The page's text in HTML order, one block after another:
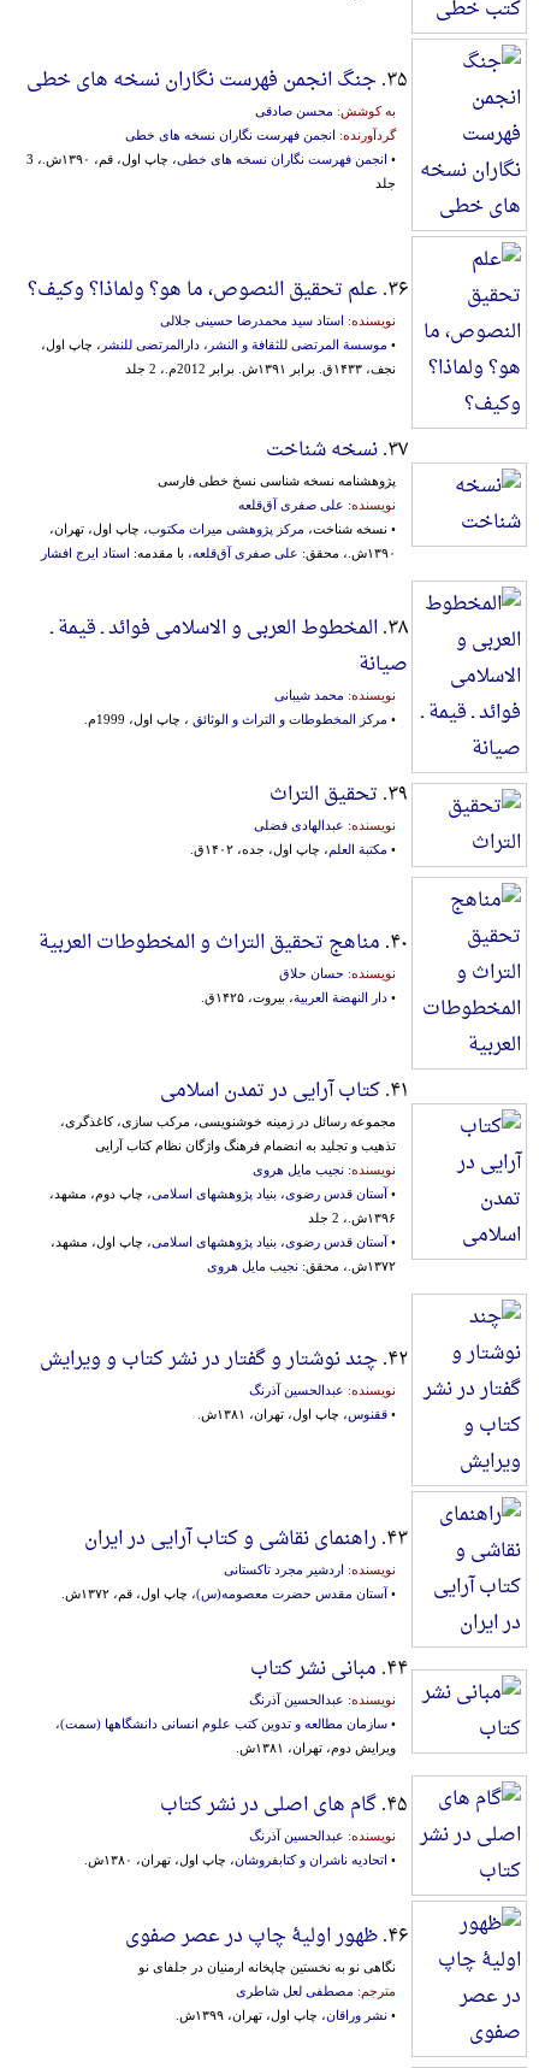
۳۵. جنگ انجمن فهرست نگاران نسخه های خطی
به کوشش: محسن صادقی
گردآورنده: انجمن فهرست نگاران نسخه های خطی
• انجمن فهرست نگاران نسخه های خطی
، چاپ اول، قم، ۱۳۹۰ش.، 3
جلد
۳۶. علم تحقیق النصوص، ما هو؟ ولماذا؟ وکیف؟
نویسنده: استاد سید محمدرضا حسینی جلالی
• موسسة المرتضی للثقافة و النشر، دارالمرتضی للنشر ، چاپ اول،
نجف، ۱۴۳۳ق. برابر ۱۳۹۱ش. برابر 2012م.، 2 جلد
۳۷. نسخه شناخت
پژوهشنامه نسخه شناسی نسخ خطی فارسی
نویسنده: علی صفری آق‌قلعه
• نسخه شناخت، مرکز پژوهشی میراث مکتوب، چاپ اول، تهران،
۱۳۹۰ش.، محقق:
علی صفری آق‌قلعه، با مقدمه: استاد ایرج افشار
۳۸. المخطوط العربی و الاسلامی فوائد ـ قیمة ـ
صیانة
نویسنده: محمد شیبانی
• مرکز المخطوطات و التراث و الوثائق ، چاپ اول، 1999م.
۳۹. تحقیق التراث
نویسنده: عبدالهادی فضلی
• مکتبة العلم ، چاپ اول، جده، ۱۴۰۲ق.
۴۰. مناهج تحقیق التراث و المخطوطات العربیة
نویسنده: حسان حلاق
• دار النهضة العربیة، بیروت، ۱۴۲۵ق.
۴۱. کتاب آرایی در تمدن اسلامی
مجموعه رسائل در زمینه خوشنویسی، مرکب سازی، کاغذگری،
تذهیب و تجلید به انضمام فرهنگ واژگان نظام کتاب آرایی
نویسنده: نجیب مایل هروی
• آستان قدس رضوی، بنیاد پژوهشهای اسلامی، چاپ دوم، مشهد،
۱۳۹۶ش.، 2 جلد
• آستان قدس رضوی، بنیاد پژوهشهای اسلامی، چاپ اول، مشهد،
۱۳۷۲ش.، محقق:
نجیب مایل هروی
۴۲. چند نوشتار و گفتار در نشر کتاب و ویرایش
نویسنده: عبدالحسین آذرنگ
• ققنوس، چاپ اول، تهران، ۱۳۸۱ش.
۴۳. راهنمای نقاشی و کتاب آرایی در ایران
نویسنده: اردشیر مجرد تاکستانی
• آستان مقدس حضرت معصومه(س)، چاپ اول، قم، ۱۳۷۲ش.
۴۴. مبانی نشر کتاب
نویسنده: عبدالحسین آذرنگ
• سازمان مطالعه و تدوین‌ کتب‌ علوم‌ انسانی‌ دانشگاهها (سمت‌)،
ویرایش دوم، تهران، ۱۳۸۱ش.
۴۵. گام های اصلی در نشر کتاب
نویسنده: عبدالحسین آذرنگ
• اتحادیه ناشران و کتابفروشان، چاپ اول، تهران، ۱۳۸۰ش.
۴۶. ظهور اولیۀ چاپ در عصر صفوی
نگاهی نو به نخستین چاپخانه ارمنیان در جلفای نو
مترجم: مصطفی لعل شاطری
• نشر وراقان، چاپ اول، تهران، ۱۳۹۹ش.